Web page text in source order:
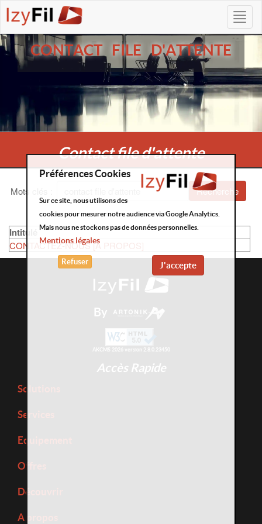
CONTACT FILE D'ATTENTE
Contact file d'attente
Mots clés Recherche
Intitulé
CONTACTEZ-NOUS [A PROPOS]
By
AKCMS 2026 version 2.8.0.23450
Accès Rapide
Solutions
Services
Equipement
Offres
Découvrir
A propos
Préférences Cookies
Sur ce site, nous utilisons des
cookies pour mesurer notre audience via Google Analytics.
Mais nous ne stockons pas de données personnelles.
Mentions légales
J'accepte
Refuser